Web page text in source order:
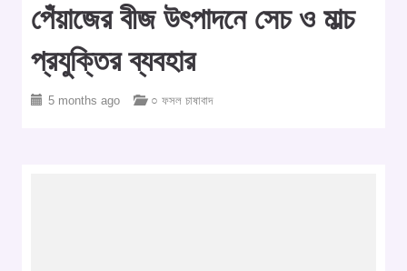
পেঁয়াজের বীজ উৎপাদনে সেচ ও মাল্চ
প্রযুক্তির ব্যবহার
5 months ago ○ ফসল চাষাবাদ